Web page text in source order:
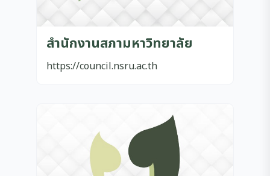
สำนักงานสภามหาวิทยาลัย
https://council.nsru.ac.th